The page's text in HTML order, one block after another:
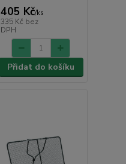
405 Kč/ks
335 Kč bez
DPH
Přidat do košíku